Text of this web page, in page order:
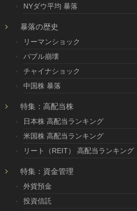
NYダウ平均 暴落
暴落の歴史
リーマンショック
バブル崩壊
チャイナショック
中国株 暴落
特集：高配当株
日本株 高配当ランキング
米国株 高配当ランキング
リート（REIT） 高配当ランキング
特集：資金管理
外貨預金
投資信託